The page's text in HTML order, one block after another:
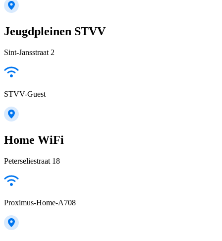
Jeugdpleinen STVV
Sint-Jansstraat 2
STVV-Guest
Home WiFi
Peterseliestraat 18
Proximus-Home-A708